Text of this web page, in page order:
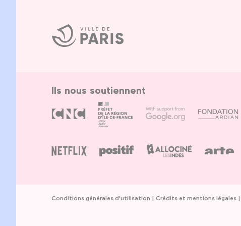
Ville
de
Paris
Ils nous soutiennent
Conditions générales d'utilisation Crédits et mentions légales